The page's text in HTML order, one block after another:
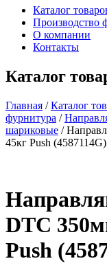
Каталог
Производство
О компании
Контакты
Каталог
Главная /Каталог
фурнитура /
шариковые /
45кг Push (4587114G)
DTC
Push